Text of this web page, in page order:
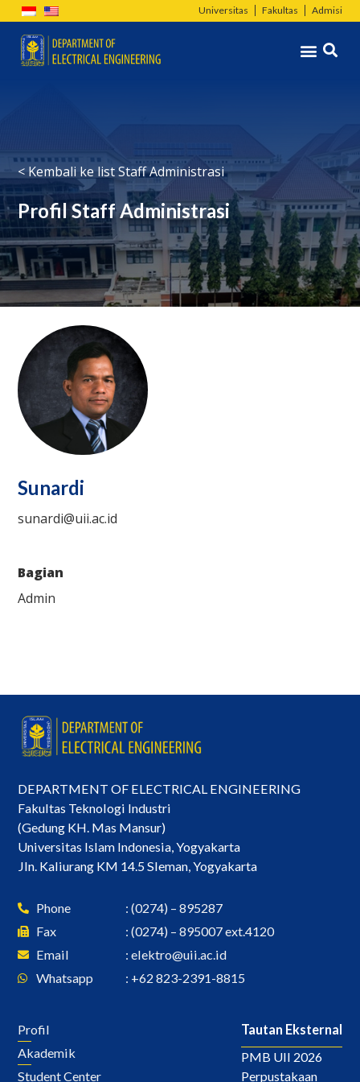
Lewati
ke
konten
Universitas Fakultas Admisi
Menu
< Kembali ke list Staff Administrasi
Profil Staff Administrasi
Sunardi
sunardi@uii.ac.id
Bagian
Admin
DEPARTMENT OF ELECTRICAL ENGINEERING
Fakultas Teknologi Industri
(Gedung KH. Mas Mansur)
Universitas Islam Indonesia, Yogyakarta
Jln. Kaliurang KM 14.5 Sleman, Yogyakarta
Phone
Fax
Email
Whatsapp
: (0274) – 895287
: (0274) – 895007 ext.4120
: elektro@uii.ac.id
: +62 823-2391-8815
Profil
Akademik
Student Center
Tautan Eksternal
PMB UII 2026
Perpustakaan